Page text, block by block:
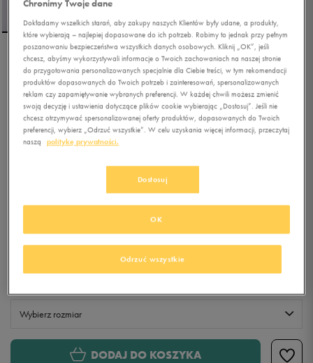
ELLESSE KURTKA
PUCHOWA GAFFER
PADDED JACKET BLK
0.0
249,99złz Vat
KLUBIE 50 STYLE
Wybierz rozmiar
Rozmiary EU Rozmiary US
DODAJ DO KOSZYKA
Chronimy Twoje dane
Dokładamy wszelkich starań, aby zakupy naszych Klientów były udane, a produkty,
które wybierają – najlepiej dopasowane do ich potrzeb. Robimy to jednak przy pełnym
poszanowaniu bezpieczeństwa wszystkich danych osobowych. Kliknij „OK”, jeśli
chcesz, abyśmy wykorzystywali informacje o Twoich zachowaniach na naszej stronie
do przygotowania personalizowanych specjalnie dla Ciebie treści, w tym rekomendacji
produktów dopasowanych do Twoich potrzeb i zainteresowań, spersonalizowanych
reklam czy zapamiętywanie wybranych preferencji. W każdej chwili możesz zmienić
swoją decyzję i ustawienia dotyczące plików cookie wybierając „Dostosuj”. Jeśli nie
chcesz otrzymywać spersonalizowanej oferty produktów, dopasowanych do Twoich
preferencji, wybierz „Odrzuć wszystkie”. W celu uzyskania więcej informacji, przeczytaj
naszą
politykę prywatności.
Dostosuj
Odrzuć wszystkie
OK